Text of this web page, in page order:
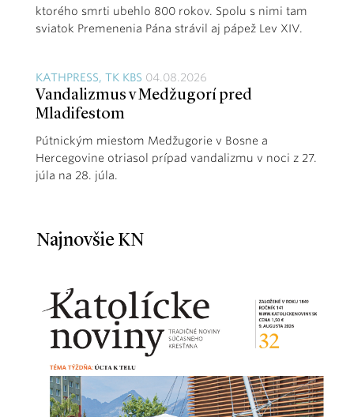
ktorého smrti ubehlo 800 rokov. Spolu s nimi tam
sviatok Premenenia Pána strávil aj pápež Lev XIV.
KATHPRESS, TK KBS 04.08.2026
Vandalizmus v Medžugorí pred
Mladifestom
Pútnickým miestom Medžugorie v Bosne a
Hercegovine otriasol prípad vandalizmu v noci z 27.
júla na 28. júla.
Najnovšie KN